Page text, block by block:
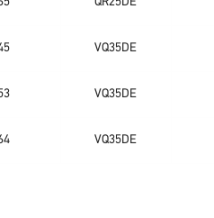
VQ35DE
VQ35DE
VQ35DE